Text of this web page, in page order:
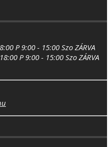
P 9:00 - 15:00 Szo ZÁRVA
P 9:00 - 15:00 Szo ZÁRVA